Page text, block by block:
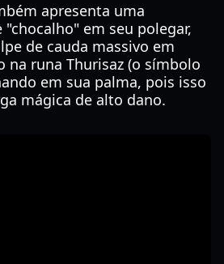
apresenta uma
em seu polegar,
de cauda massivo em
na runa Thurisaz (o símbolo
em sua palma, pois isso
mágica de alto dano.